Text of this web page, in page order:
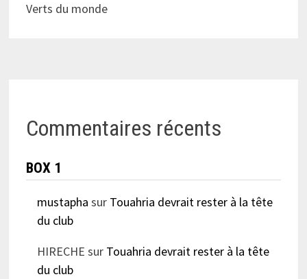
Verts du monde
Commentaires récents
BOX 1
mustapha sur Touahria devrait rester à la tête
du club
HIRECHE sur Touahria devrait rester à la tête
du club